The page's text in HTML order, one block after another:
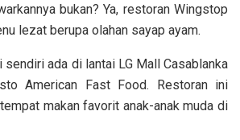
bukan? Ya, restoran Wingstop
lezat berupa olahan sayap ayam.
ada di lantai LG Mall Casablanka
American Fast Food. Restoran ini
makan favorit anak-anak muda di